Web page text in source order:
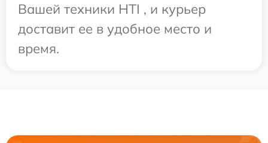
Вашей техники HTI , и курьер
доставит ее в удобное место и
время.